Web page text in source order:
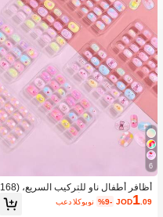
6
أظافر أطفال ناو للتركيب السريع، (168
قطعة و 24 قطعة) أظافر صناعية مسبقة
اللصق للأطفال، مجموعة أظافر صناعية
JOD1.09
%9- بعد الكوبون